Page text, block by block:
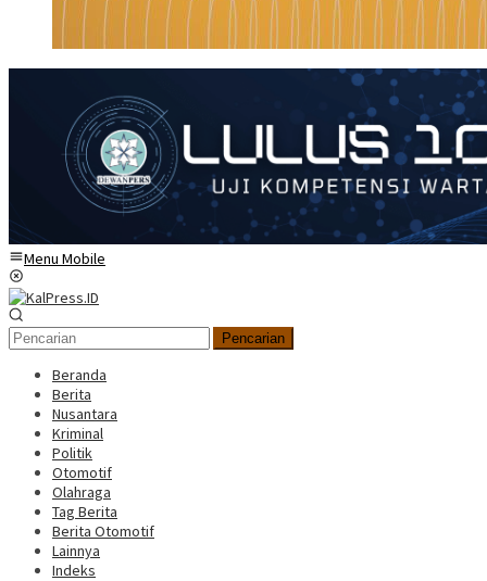
Menu Mobile
Pencarian
Beranda
Berita
Nusantara
Kriminal
Politik
Otomotif
Olahraga
Tag Berita
Berita Otomotif
Lainnya
Indeks